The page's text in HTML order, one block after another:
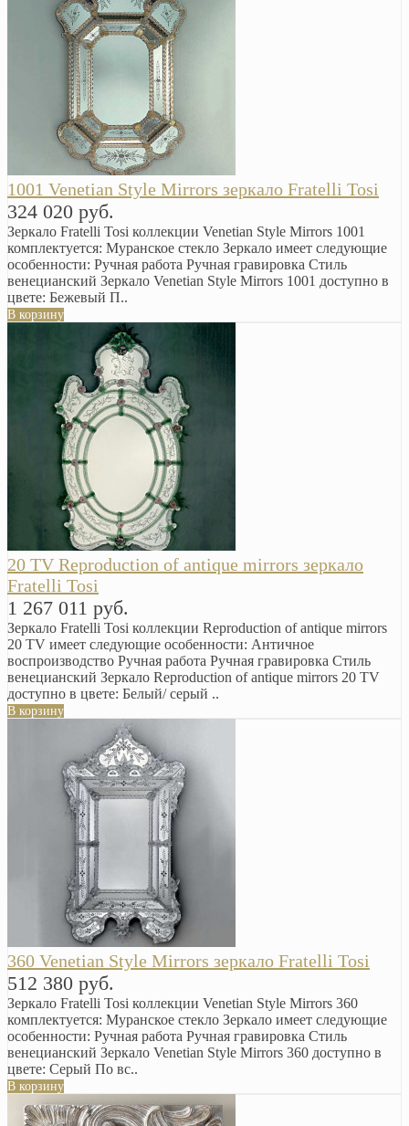
1001 Venetian Style Mirrors зеркало Fratelli Tosi
324 020 руб.
Зеркало Fratelli Tosi коллекции Venetian Style Mirrors 1001
комплектуется: Муранское стекло Зеркало имеет следующие
особенности: Ручная работа Ручная гравировка Стиль
венецианский Зеркало Venetian Style Mirrors 1001 доступно в
цвете: Бежевый П..
В корзину
20 TV Reproduction of antique mirrors зеркало
Fratelli Tosi
1 267 011 руб.
Зеркало Fratelli Tosi коллекции Reproduction of antique mirrors
20 TV имеет следующие особенности: Античное
воспроизводство Ручная работа Ручная гравировка Стиль
венецианский Зеркало Reproduction of antique mirrors 20 TV
доступно в цвете: Белый/ серый ..
В корзину
360 Venetian Style Mirrors зеркало Fratelli Tosi
512 380 руб.
Зеркало Fratelli Tosi коллекции Venetian Style Mirrors 360
комплектуется: Муранское стекло Зеркало имеет следующие
особенности: Ручная работа Ручная гравировка Стиль
венецианский Зеркало Venetian Style Mirrors 360 доступно в
цвете: Серый По вс..
В корзину